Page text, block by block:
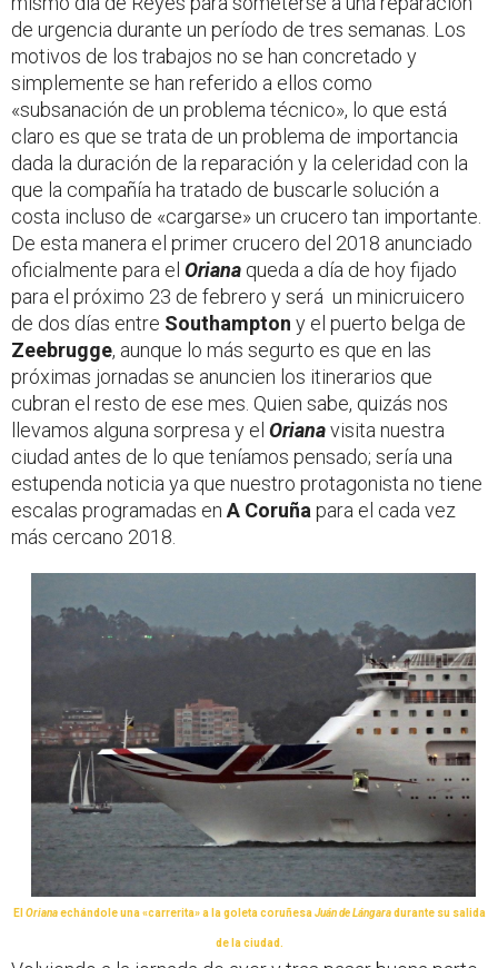
de urgencia durante un período de tres semanas. Los
motivos de los trabajos no se han concretado y
simplemente se han referido a ellos como
«subsanación de un problema técnico», lo que está
claro es que se trata de un problema de importancia
dada la duración de la reparación y la celeridad con la
que la compañía ha tratado de buscarle solución a
costa incluso de «cargarse» un crucero tan importante.
De esta manera el primer crucero del 2018 anunciado
oficialmente para el Oriana queda a día de hoy fijado
para el próximo 23 de febrero y será un minicruicero
de dos días entre Southampton y el puerto belga de
Zeebrugge, aunque lo más segurto es que en las
próximas jornadas se anuncien los itinerarios que
cubran el resto de ese mes. Quien sabe, quizás nos
llevamos alguna sorpresa y el Orianavisita nuestra
ciudad antes de lo que teníamos pensado; sería una
estupenda noticia ya que nuestro protagonista no tiene
escalas programadas en A Coruña para el cada vez
más cercano 2018.
El Orianaechándole una «carrerita» a la goleta coruñesa Juán de Lángaradurante su salida
de la ciudad.